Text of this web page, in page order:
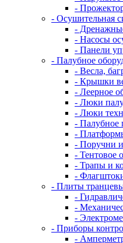
-
- Осушительная
-
- Насосы
- Панели
- Палубное
- Весла,
- Крышки
- Леерное
- Люки
- Люки
- Палубное
-
- Поручни
- Тентовое
- Трапы и
-
- Плиты
-
-
-
- Приборы
-